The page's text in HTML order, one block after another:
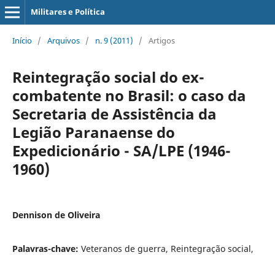
Militares e Política
Início / Arquivos / n. 9 (2011) / Artigos
Reintegração social do ex-
combatente no Brasil: o caso da
Secretaria de Assistência da
Legião Paranaense do
Expedicionário - SA/LPE (1946-
1960)
Dennison de Oliveira
Palavras-chave: Veteranos de guerra, Reintegração social,